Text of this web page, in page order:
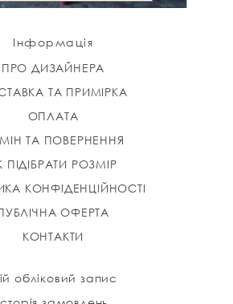
Інформація
ПРО ДИЗАЙНЕРА
ТА ПРИМІРКА
ОПЛАТА
ТА ПОВЕРНЕННЯ
ПІДІБРАТИ РОЗМІР
КОНФІДЕНЦІЙНОСТІ
ОФЕРТА
КОНТАКТИ
обліковий запис